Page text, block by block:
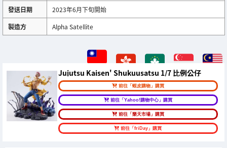
發送日期
2023年6月下旬開始
製造方
Alpha Satellite
Jujutsu Kaisen' Shukuusatsu 1/7 比例公仔
前往「蝦皮購物」購買
前往「Yahoo!購物中心」購買
前往「樂天市場」購買
前往「friDay」購買